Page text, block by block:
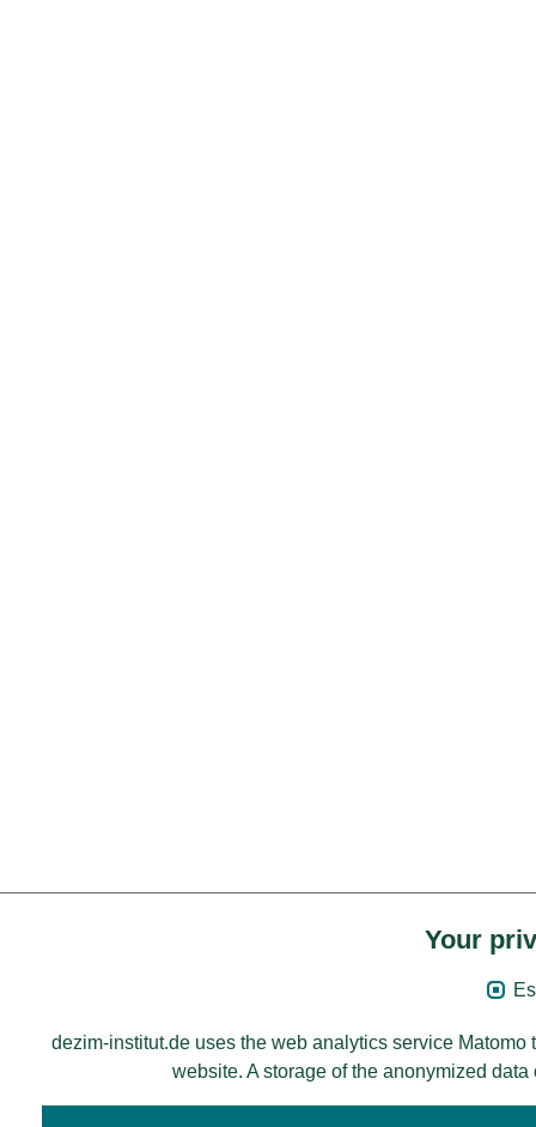
Your
dezim-institut.de uses the web analytics service
website. A storage of the anonymized